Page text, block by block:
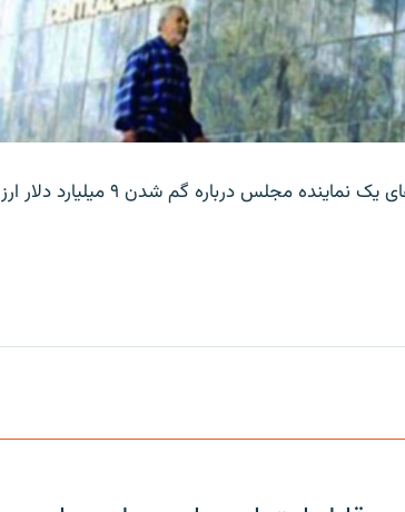
بانک مرکزی ایران روز جمعه با انتشار اطلاعیه‌ای، گفته‌های یک نماینده مجلس درباره گم شدن ۹ میلیارد دلار ارز